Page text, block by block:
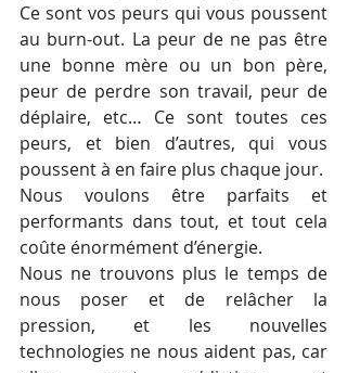
Ce sont vos peurs qui vous poussent
au burn-out. La peur de ne pas être
une bonne mère ou un bon père,
peur de perdre son travail, peur de
déplaire, etc… Ce sont toutes ces
peurs, et bien d’autres, qui vous
poussent à en faire plus chaque jour.
Nous voulons être parfaits et
performants dans tout, et tout cela
coûte énormément d’énergie.
Nous ne trouvons plus le temps de
nous poser et de relâcher la
pression, et les nouvelles
technologies ne nous aident pas, car